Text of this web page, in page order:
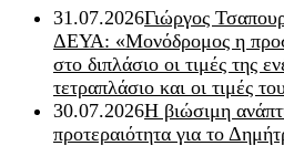
31.07.2026Γιώργος
ΔΕΥΑ: «Μονόδρομος η
στο διπλάσιο οι τιμές της
τετραπλάσιο και οι τιμές
30.07.2026Η βιώσιμη
προτεραιότητα για το